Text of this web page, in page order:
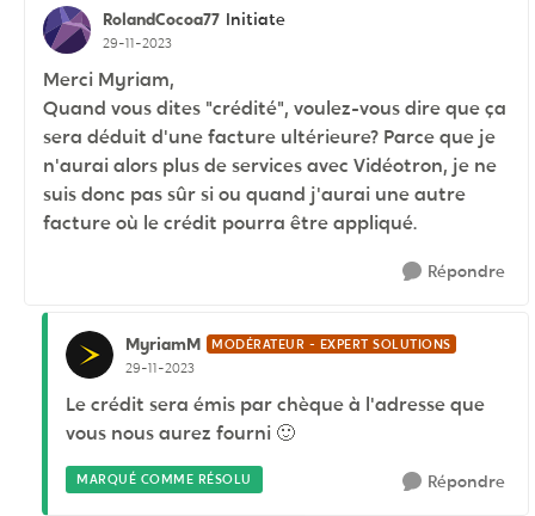
RolandCocoa77 Initiate
29-11-2023
Merci Myriam,
Quand vous dites "crédité", voulez-vous dire que ça
sera déduit d'une facture ultérieure? Parce que je
n'aurai alors plus de services avec Vidéotron, je ne
suis donc pas sûr si ou quand j'aurai une autre
facture où le crédit pourra être appliqué.
Répondre
MyriamM MODÉRATEUR - EXPERT SOLUTIONS
29-11-2023
Le crédit sera émis par chèque à l'adresse que
vous nous aurez fourni 🙂
MARQUÉ COMME RÉSOLU Répondre